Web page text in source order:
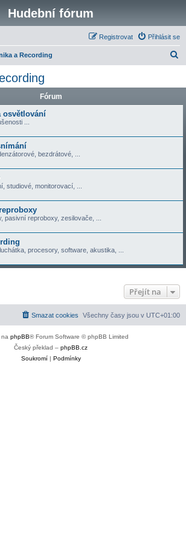
Hudební fórum
Přihlásit se
Registrovat
a Recording
Fórum
osvětlování
...
bezdrátové, ...
studiové, monitorovací, ...
pasivní reproboxy, zesilovače, ...
procesory, software, akustika, ...
Přejít na
Všechny časy jsou v UTC+01:00
Smazat cookies
phpBB® Forum Software © phpBB Limited
Český překlad – phpBB.cz
Soukromí| Podmínky